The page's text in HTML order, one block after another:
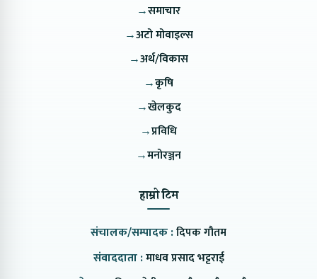
→समाचार
→अटो मोवाइल्स
→अर्थ/विकास
→कृषि
→खेलकुद
→प्रविधि
→मनोरञ्जन
हाम्रो टिम
संचालक/सम्पादक :दिपक गौतम
संवाददाता :माधव प्रसाद भट्टराई